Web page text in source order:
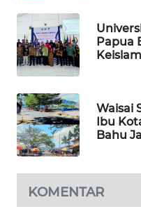
Papua
Waisai
Ibu
Bahu
KOMENTAR
LPKKI
LKKI
KOPEKLIN
PORTAL
KONSUMEN
FORWAMKI